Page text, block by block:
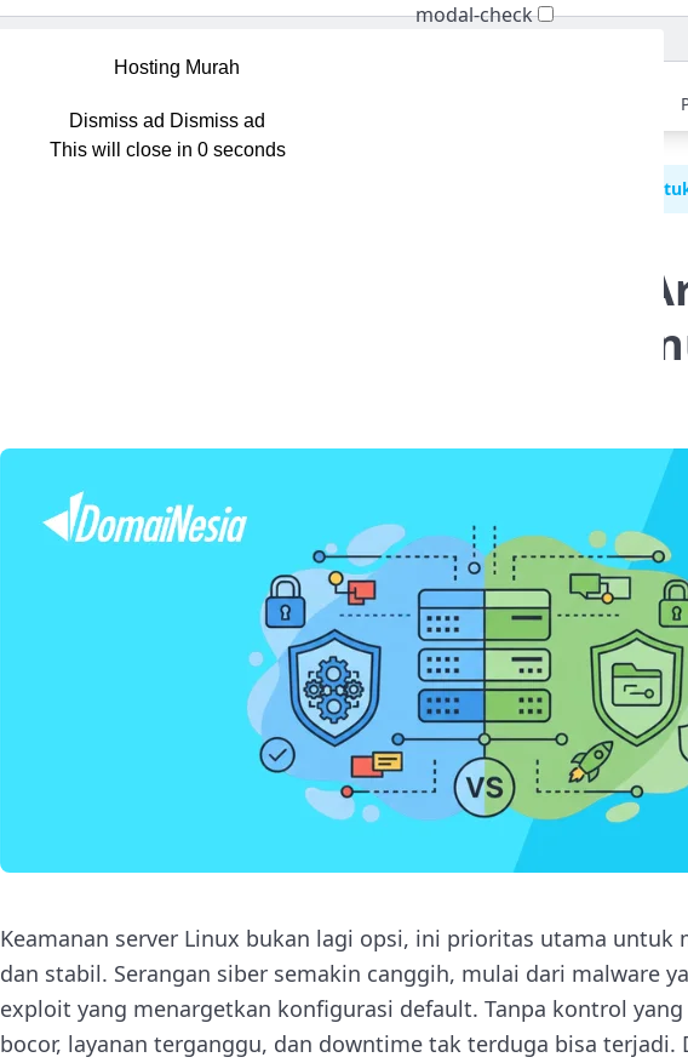
Perbandingan SELinux vs AppArmor: Strategi Aman
Perbandingan SELinux vs
Strategi Aman untuk Server
Keamanan server Linux bukan lagi opsi, ini prioritas utama untuk
dan stabil. Serangan siber semakin canggih, mulai dari malware
exploit yang menargetkan konfigurasi default. Tanpa kontrol
bocor, layanan terganggu, dan downtime tak terduga bisa terjadi.
modal-check
Dismiss ad Dismiss ad
This will close in 0seconds